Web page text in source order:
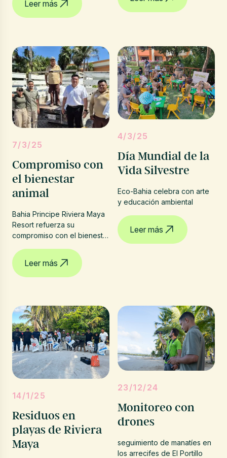
Leer más
7/3/25
Compromiso con
el bienestar
animal
Bahia Principe Riviera Maya
Resort refuerza su
compromiso con el bienestar
Akumal Monkey Sanctuary
Leer más
4/3/25
Día Mundial de la
Vida Silvestre
Eco-Bahia celebra con arte
y educación ambiental
Leer más
14/1/25
Residuos en
playas de Riviera
Maya
23/12/24
Monitoreo con
drones
seguimiento de manatíes en
los arrecifes de El Portillo